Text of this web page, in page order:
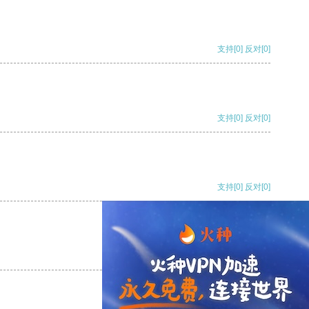
支持[0] 反对[0]
支持[0] 反对[0]
支持[0] 反对[0]
支持 反对